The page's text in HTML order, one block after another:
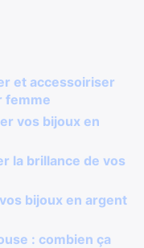
et accessoiriser
femme
vos bijoux en
la brillance de vos
bijoux en argent
: combien ça